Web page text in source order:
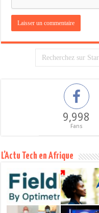
9,998
Fans
L’Actu Tech en Afrique